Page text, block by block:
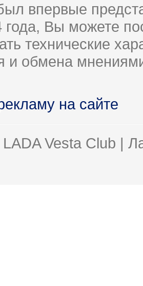
впервые
года, Вы можете
технические
и обмена
на сайте
Vesta Club |